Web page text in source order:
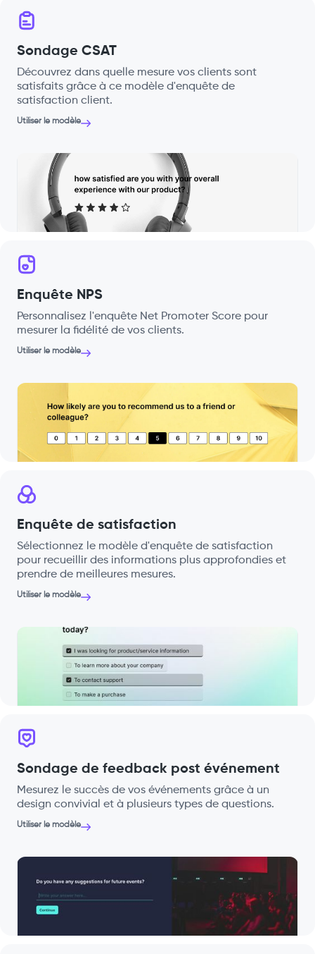
Sondage CSAT
Découvrez dans quelle mesure vos clients sont
satisfaits grâce à ce modèle d'enquête de
satisfaction client.
Utiliser le modèle
Enquête NPS
Personnalisez l'enquête Net Promoter Score pour
mesurer la fidélité de vos clients.
Utiliser le modèle
Enquête de satisfaction
Sélectionnez le modèle d'enquête de satisfaction
pour recueillir des informations plus approfondies et
prendre de meilleures mesures.
Utiliser le modèle
Sondage de feedback post événement
Mesurez le succès de vos événements grâce à un
design convivial et à plusieurs types de questions.
Utiliser le modèle